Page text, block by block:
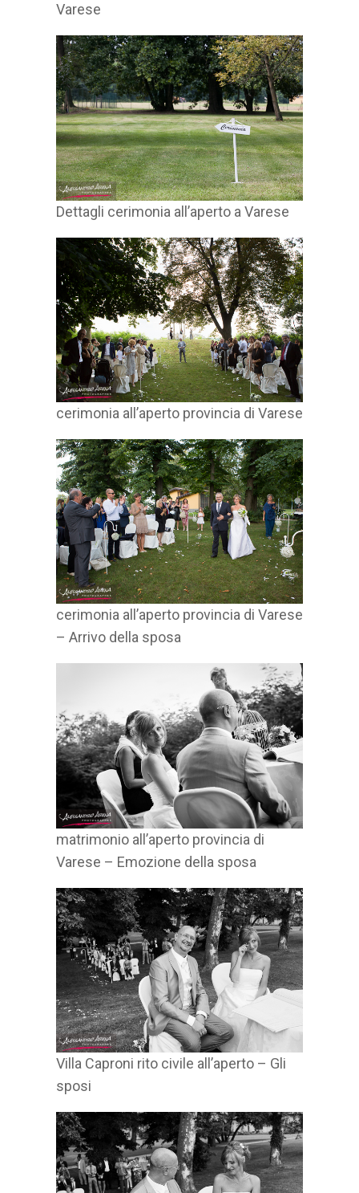
Varese
Dettagli cerimonia all’aperto a Varese
cerimonia all’aperto provincia di Varese
cerimonia all’aperto provincia di Varese
– Arrivo della sposa
matrimonio all’aperto provincia di
Varese – Emozione della sposa
Villa Caproni rito civile all’aperto – Gli
sposi